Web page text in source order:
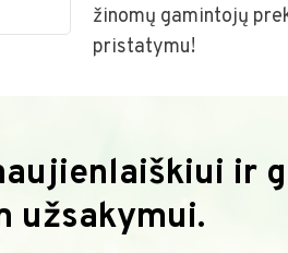
žinomų gamintojų
pristatymu!
ir
užsakymui.